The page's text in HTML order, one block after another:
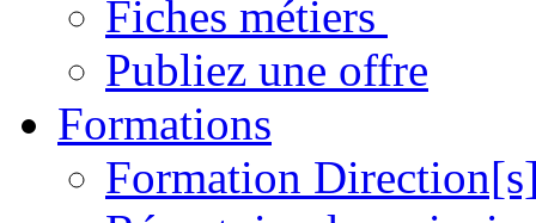
Fiches métiers
Publiez une offre
Formations
Formation